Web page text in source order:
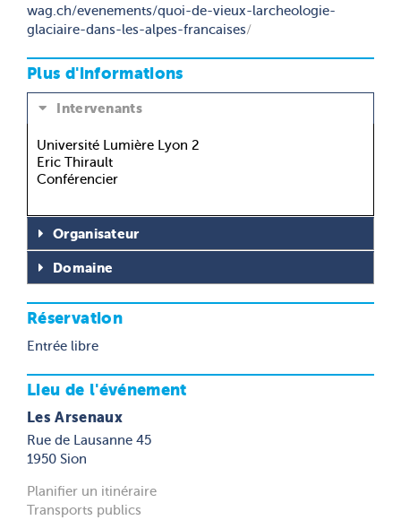
wag.ch/evenements/quoi-de-vieux-larcheologie-
glaciaire-dans-les-alpes-francaises/
Plus d'informations
Intervenants
Université Lumière Lyon 2
Eric Thirault
Conférencier
Organisateur
Domaine
Réservation
Entrée libre
Lieu de l'événement
Les Arsenaux
Rue de Lausanne 45
1950 Sion
Planifier un itinéraire
Transports publics